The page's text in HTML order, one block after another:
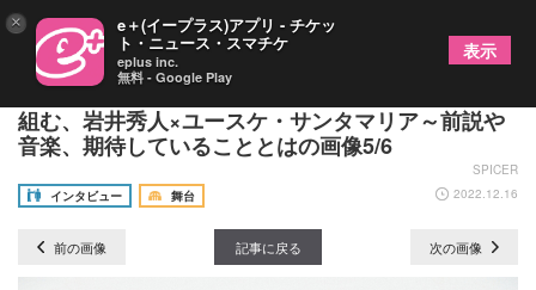
ミュージカル『おとこたち』で12年ぶりにタッグを
組む、岩井秀人×ユースケ・サンタマリア～前説や
音楽、期待していることとはの画像5/6
SPICER
インタビュー
舞台 2022.12.16
前の画像 記事に戻る 次の画像
× e＋(イープラス)アプリ - チケッ
ト・ニュース・スマチケ
eplus inc.
無料 - Google Play
表示